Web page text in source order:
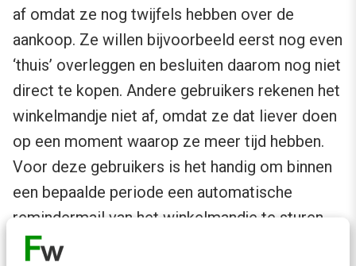
af omdat ze nog twijfels hebben over de
aankoop. Ze willen bijvoorbeeld eerst nog even
‘thuis’ overleggen en besluiten daarom nog niet
direct te kopen. Andere gebruikers rekenen het
winkelmandje niet af, omdat ze dat liever doen
op een moment waarop ze meer tijd hebben.
Voor deze gebruikers is het handig om binnen
een bepaalde periode een automatische
remindermail van het winkelmandje te sturen.
Ervaringscijfers geven aan dat de conversie op